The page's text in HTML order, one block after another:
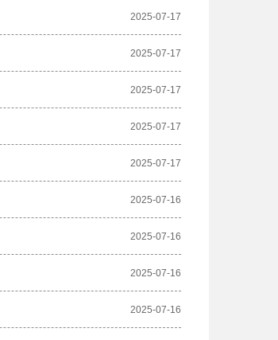
2025-07-17
2025-07-17
2025-07-17
2025-07-17
2025-07-17
2025-07-16
2025-07-16
2025-07-16
2025-07-16